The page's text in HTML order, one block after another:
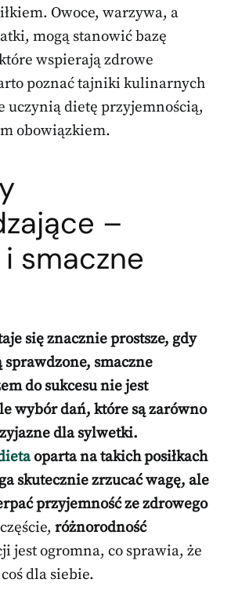
Owoce, warzywa, a
mogą stanowić bazę
wspierają zdrowe
poznać tajniki kulinarnych
uczynią dietę przyjemnością,
obowiązkiem.
–
smaczne
się znacznie prostsze, gdy
sprawdzone, smaczne
do sukcesu nie jest
wybór dań, które są zarówno
dla sylwetki.
oparta na takich posiłkach
skutecznie zrzucać wagę, ale
przyjemność ze zdrowego
różnorodność
jest ogromna, co sprawia, że
dla siebie.